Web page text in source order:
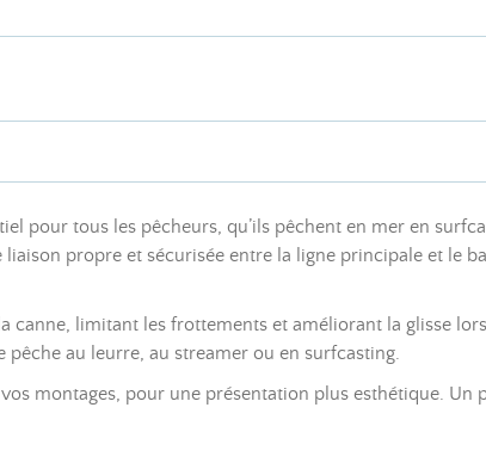
pour tous les pêcheurs, qu’ils pêchent en mer en
propre et sécurisée entre la ligne principale et le
limitant les frottements et améliorant la glisse
pêche au leurre, au streamer ou en surfcasting.
montages, pour une présentation plus esthétique. Un